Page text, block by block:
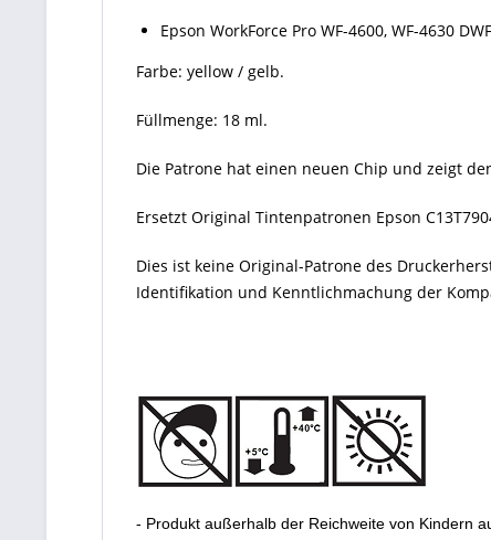
Epson WorkForce Pro WF-4600, WF-4630
Farbe: yellow / gelb.
Füllmenge: 18 ml.
Die Patrone hat einen neuen Chip und zeigt
Ersetzt Original Tintenpatronen Epson
Dies ist keine Original-Patrone des
Identifikation und Kenntlichmachung der
- Produkt außerhalb der Reichweite von Kindern